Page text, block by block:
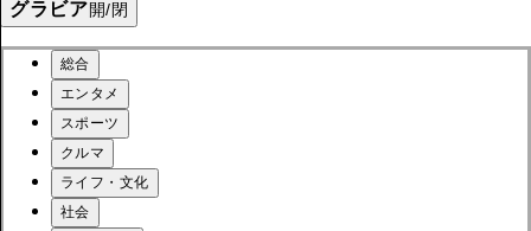
グラビア開/閉
総合
エンタメ
スポーツ
クルマ
ライフ・文化
社会